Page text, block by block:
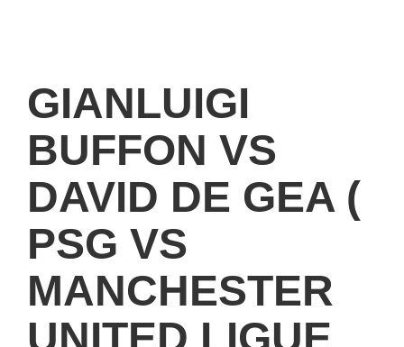
GIANLUIGI
BUFFON VS
DAVID DE GEA (
PSG VS
MANCHESTER